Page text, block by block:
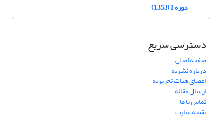
دوره 1 (1353)
دسترسی سریع
صفحه اصلی
درباره نشریه
اعضای هیات تحریریه
ارسال مقاله
تماس با ما
نقشه سایت